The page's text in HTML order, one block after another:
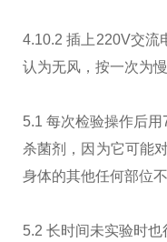
4.10.2 插上220V交流
认为无风，按一次为
5.1 每次检验操作后
杀菌剂，因为它可能
身体的其他任何部位
5.2 长时间未实验时